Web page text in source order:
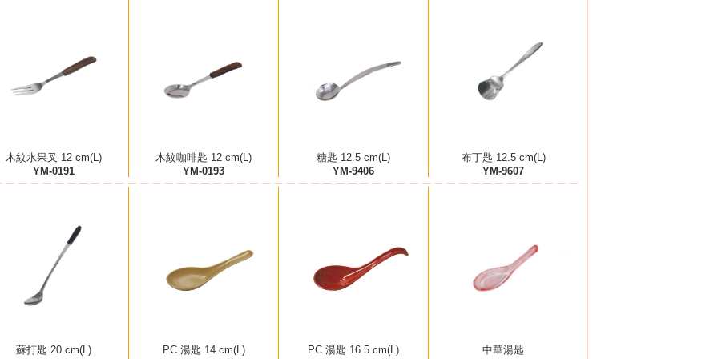
木紋水果叉 12 cm(L)
YM-0191
木紋咖啡匙 12 cm(L)
YM-0193
糖匙 12.5 cm(L)
YM-9406
布丁匙 12.5 cm(L)
YM-9607
蘇打匙 20 cm(L)
PC 湯匙 14 cm(L)
PC 湯匙 16.5 cm(L)
中華湯匙